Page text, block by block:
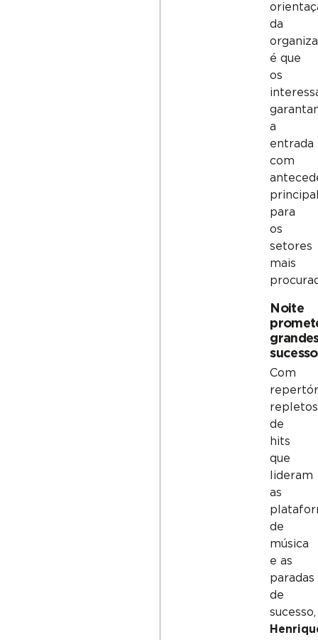
da
é que
os
a
entrada
com
para
os
setores
mais
Noite
Com
repletos
de
hits
que
lideram
as
de
música
e as
paradas
de
sucesso,